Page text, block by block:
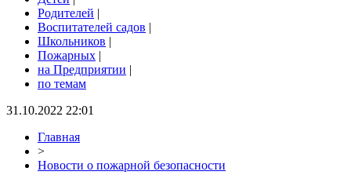
Родителей |
Воспитателей садов |
Школьников |
Пожарных |
на Предприятии |
по темам
31.10.2022 22:01
Главная
>
Новости о пожарной безопасности